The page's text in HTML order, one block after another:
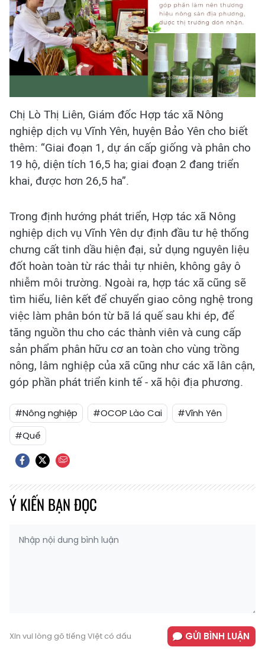
Chị Lò Thị Liên, Giám đốc Hợp tác xã Nông
nghiệp dịch vụ Vĩnh Yên, huyện Bảo Yên cho biết
thêm: “Giai đoạn 1, dự án cấp giống và phân cho
19 hộ, diện tích 16,5 ha; giai đoạn 2 đang triển
khai, được hơn 26,5 ha”.
Trong định hướng phát triển, Hợp tác xã Nông
nghiệp dịch vụ Vĩnh Yên dự định đầu tư hệ thống
chưng cất tinh dầu hiện đại, sử dụng nguyên liệu
đốt hoàn toàn từ rác thải tự nhiên, không gây ô
nhiễm môi trường. Ngoài ra, hợp tác xã cũng sẽ
tìm hiểu, liên kết để chuyển giao công nghệ trong
việc làm phân bón từ bã lá quế sau khi ép, để
tăng nguồn thu cho các thành viên và cung cấp
sản phẩm phân hữu cơ an toàn cho vùng trồng
nông, lâm nghiệp của xã cũng như các xã lân cận,
góp phần phát triển kinh tế - xã hội địa phương.
#Nông nghiệp #OCOP Lào Cai
#Vĩnh Yên
#Quế
Ý KIẾN BẠN ĐỌC
Xin vui lòng gõ tiếng Việt có dấu GỬI BÌNH LUẬN